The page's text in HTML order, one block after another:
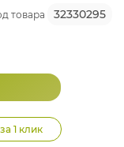
товара 32330295